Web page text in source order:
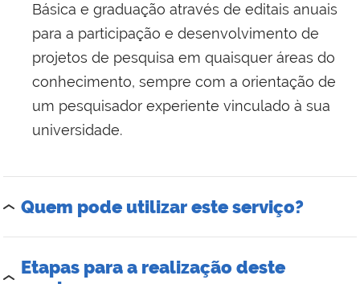
Básica e graduação através de editais anuais
para a participação e desenvolvimento de
projetos de pesquisa em quaisquer áreas do
conhecimento, sempre com a orientação de
um pesquisador experiente vinculado à sua
universidade.
Quem pode utilizar este serviço?
Etapas para a realização deste